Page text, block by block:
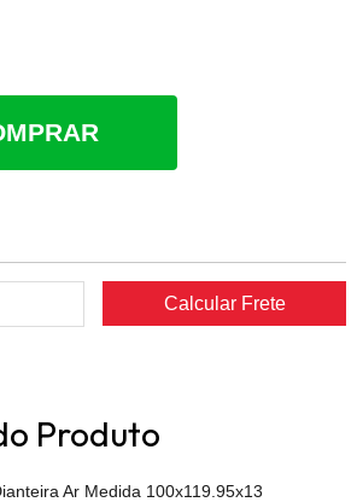
Produto
Ar Medida 100x119.95x13